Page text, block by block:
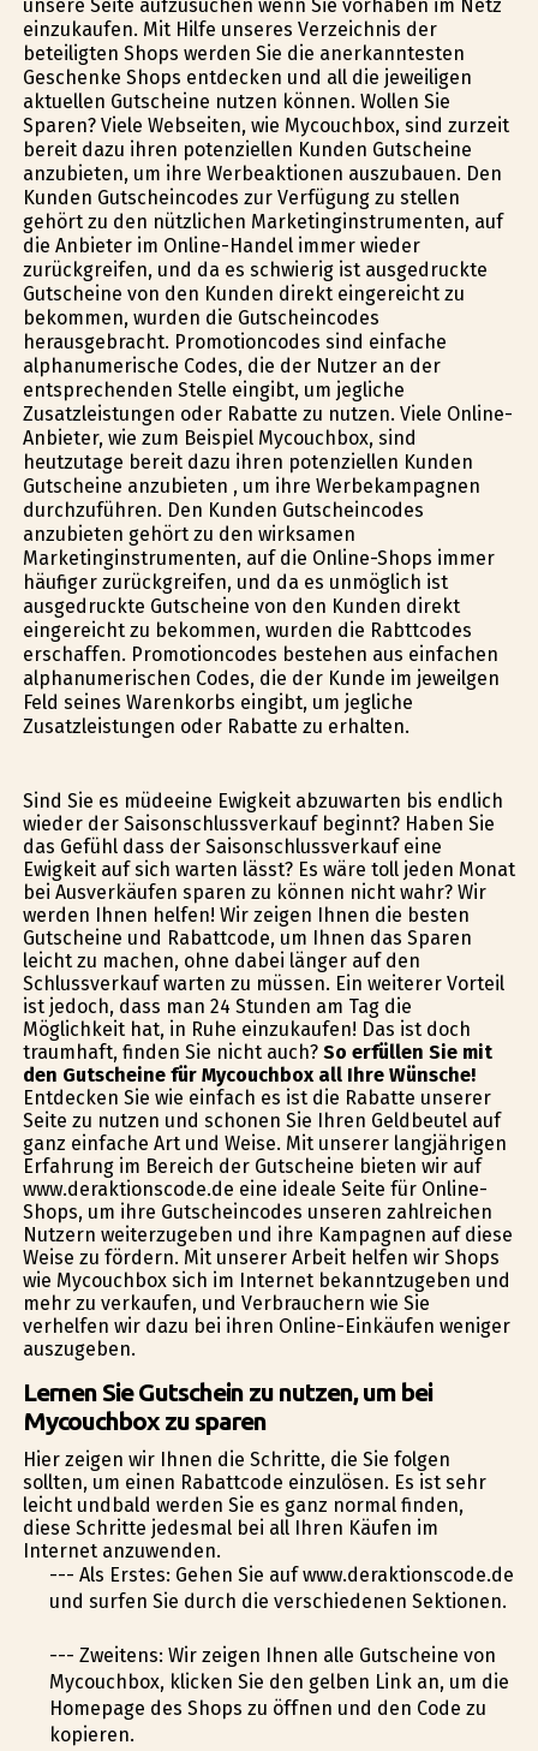
unsere Seite aufzusuchen wenn Sie vorhaben im Netz
einzukaufen. Mit Hilfe unseres Verzeichnis der
beteiligten Shops werden Sie die anerkanntesten
Geschenke Shops entdecken und all die jeweiligen
aktuellen Gutscheine nutzen können. Wollen Sie
Sparen? Viele Webseiten, wie Mycouchbox, sind zurzeit
bereit dazu ihren potenziellen Kunden Gutscheine
anzubieten, um ihre Werbeaktionen auszubauen. Den
Kunden Gutscheincodes zur Verfügung zu stellen
gehört zu den nützlichen Marketinginstrumenten, auf
die Anbieter im Online-Handel immer wieder
zurückgreifen, und da es schwierig ist ausgedruckte
Gutscheine von den Kunden direkt eingereicht zu
bekommen, wurden die Gutscheincodes
herausgebracht. Promotioncodes sind einfache
alphanumerische Codes, die der Nutzer an der
entsprechenden Stelle eingibt, um jegliche
Zusatzleistungen oder Rabatte zu nutzen. Viele Online-
Anbieter, wie zum Beispiel Mycouchbox, sind
heutzutage bereit dazu ihren potenziellen Kunden
Gutscheine anzubieten , um ihre Werbekampagnen
durchzuführen. Den Kunden Gutscheincodes
anzubieten gehört zu den wirksamen
Marketinginstrumenten, auf die Online-Shops immer
häufiger zurückgreifen, und da es unmöglich ist
ausgedruckte Gutscheine von den Kunden direkt
eingereicht zu bekommen, wurden die Rabttcodes
erschaffen. Promotioncodes bestehen aus einfachen
alphanumerischen Codes, die der Kunde im jeweilgen
Feld seines Warenkorbs eingibt, um jegliche
Zusatzleistungen oder Rabatte zu erhalten.
Sind Sie es müdeeine Ewigkeit abzuwarten bis endlich
wieder der Saisonschlussverkauf beginnt? Haben Sie
das Gefühl dass der Saisonschlussverkauf eine
Ewigkeit auf sich warten lässt? Es wäre toll jeden Monat
bei Ausverkäufen sparen zu können nicht wahr? Wir
werden Ihnen helfen! Wir zeigen Ihnen die besten
Gutscheine und Rabattcode, um Ihnen das Sparen
leicht zu machen, ohne dabei länger auf den
Schlussverkauf warten zu müssen. Ein weiterer Vorteil
ist jedoch, dass man 24 Stunden am Tag die
Möglichkeit hat, in Ruhe einzukaufen! Das ist doch
traumhaft, finden Sie nicht auch? So erfüllen Sie mit
den Gutscheine für Mycouchbox all Ihre Wünsche!
Entdecken Sie wie einfach es ist die Rabatte unserer
Seite zu nutzen und schonen Sie Ihren Geldbeutel auf
ganz einfache Art und Weise. Mit unserer langjährigen
Erfahrung im Bereich der Gutscheine bieten wir auf
www.deraktionscode.de eine ideale Seite für Online-
Shops, um ihre Gutscheincodes unseren zahlreichen
Nutzern weiterzugeben und ihre Kampagnen auf diese
Weise zu fördern. Mit unserer Arbeit helfen wir Shops
wie Mycouchbox sich im Internet bekanntzugeben und
mehr zu verkaufen, und Verbrauchern wie Sie
verhelfen wir dazu bei ihren Online-Einkäufen weniger
auszugeben.
Lernen Sie Gutschein zu nutzen, um bei
Mycouchbox zu sparen
Hier zeigen wir Ihnen die Schritte, die Sie folgen
sollten, um einen Rabattcode einzulösen. Es ist sehr
leicht undbald werden Sie es ganz normal finden,
diese Schritte jedesmal bei all Ihren Käufen im
Internet anzuwenden.
--- Als Erstes: Gehen Sie auf www.deraktionscode.de
und surfen Sie durch die verschiedenen Sektionen.
--- Zweitens: Wir zeigen Ihnen alle Gutscheine von
Mycouchbox, klicken Sie den gelben Link an, um die
Homepage des Shops zu öffnen und den Code zu
kopieren.